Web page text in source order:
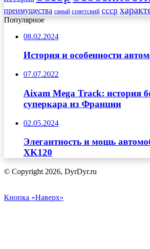
преимущества самый советский ссср
Популярное
08.02.2024
История и особенности
07.07.2022
Aixam Mega Track: история
суперкара из Франции
02.05.2024
Элегантность и мощь
XK120
© Copyright 2026, DyrDyr.ru
Кнопка «Наверх»